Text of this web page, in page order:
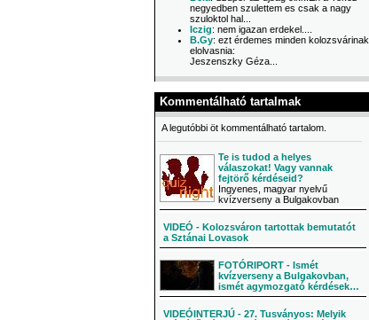
negyedben szulettem es csak a nagy
szuloktol hal...
Iczig: nem igazan erdekel....
B.Gy: ezt érdemes minden kolozsvárinak
elolvasnia:
Jeszenszky Géza...
Kommentálható tartalmak
A legutóbbi öt kommentálható tartalom.
Te is tudod a helyes
válaszokat! Vagy vannak
fejtörő kérdéseid?
Ingyenes, magyar nyelvű
kvízverseny a Bulgakovban
VIDEÓ - Kolozsváron tartottak bemutatót
a Sztánai Lovasok
FOTÓRIPORT - Ismét
kvízverseny a Bulgakovban,
ismét agymozgató kérdések…
VIDEÓINTERJÚ - 27. Tusványos: Melyik